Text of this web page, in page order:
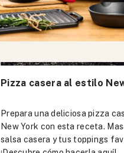
Pizza casera al estilo
Prepara una deliciosa pizza
New York con esta receta.
salsa casera y tus toppings